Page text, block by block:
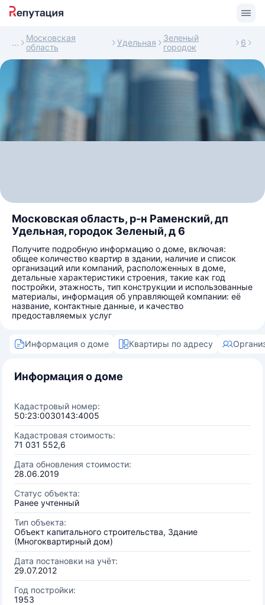
Московская
область
Удельная
Зеленый
городок
6
Московская область, р-н Раменский, дп
Удельная, городок Зеленый, д 6
Получите подробную информацию о доме, включая:
общее количество квартир в здании, наличие и список
организаций или компаний, расположенных в доме,
детальные характеристики строения, такие как год
постройки, этажность, тип конструкции и использованные
материалы, информация об управляющей компании: её
название, контактные данные, и качество
предоставляемых услуг
Информация о доме Квартиры по адресу
Информация о доме
Кадастровый номер:
50:23:0030143:4005
Кадастровая стоимость:
71 031 552,6
Дата обновления стоимости:
28.06.2019
Статус объекта:
Ранее учтенный
Тип объекта:
Объект капитального строительства, Здание
(Многоквартирный дом)
Дата постановки на учёт:
29.07.2012
Год постройки:
1953